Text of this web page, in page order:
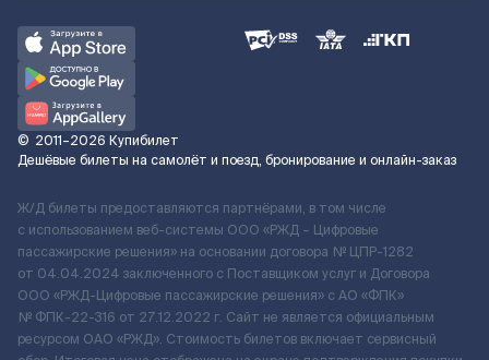
© 2011–2026 Купибилет
Дешёвые билеты на самолёт и поезд, бронирование и онлайн-заказ
Ж/Д билеты предоставляются партнёрами, в том числе
с использованием веб-системы ООО «РЖД – Цифровые
пассажирские решения» на основании договора № ЦПР-1282
от 04.04.2024 заключенного с Поставщиком услуг и Договора
ООО «РЖД-Цифровые пассажирские решения» c АО «ФПК»
№ ФПК-22-316 от 27.12.2022 г. Сайт не является официальным
ресурсом ОАО «РЖД». Стоимость билетов включает сервисный